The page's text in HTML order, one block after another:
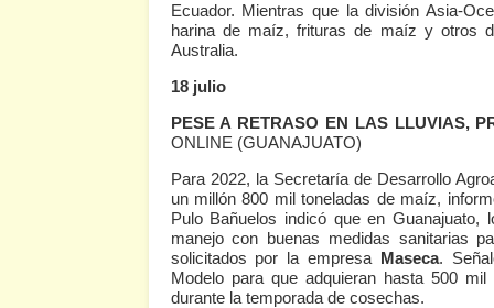
Ecuador. Mientras que la división Asia-
harina de maíz, frituras de maíz y otros
Australia.
18 julio
PESE A RETRASO EN LAS LLUVIAS,
ONLINE (GUANAJUATO)
Para 2022, la Secretaría de Desarrollo
un millón 800 mil toneladas de maíz,
Pulo Bañuelos indicó que en
manejo con buenas medidas sanitarias
solicitados por la empresa Maseca.
Modelo para que adquieran hasta 500
durante la temporada de cosechas.